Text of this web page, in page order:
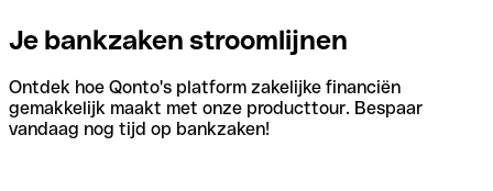
Je bankzaken stroomlijnen
Ontdek hoe Qonto's platform zakelijke financiën
gemakkelijk maakt met onze producttour. Bespaar
vandaag nog tijd op bankzaken!